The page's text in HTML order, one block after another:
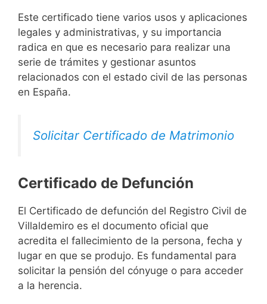
Este certificado tiene varios usos y aplicaciones
legales y administrativas, y su importancia
radica en que es necesario para realizar una
serie de trámites y gestionar asuntos
relacionados con el estado civil de las personas
en España.
Solicitar Certificado de Matrimonio
Certificado de Defunción
El Certificado de defunción del Registro Civil de
Villaldemiro es el documento oficial que
acredita el fallecimiento de la persona, fecha y
lugar en que se produjo. Es fundamental para
solicitar la pensión del cónyuge o para acceder
a la herencia.